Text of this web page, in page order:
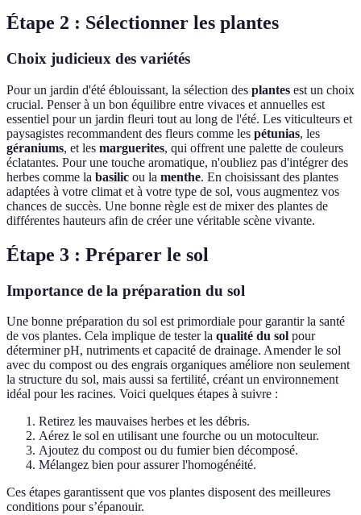
Étape 2 : Sélectionner les plantes
Choix judicieux des variétés
Pour un jardin d'été éblouissant, la sélection des plantes est un choix
crucial. Penser à un bon équilibre entre vivaces et annuelles est
essentiel pour un jardin fleuri tout au long de l'été. Les viticulteurs et
paysagistes recommandent des fleurs comme les pétunias, les
géraniums, et les marguerites, qui offrent une palette de couleurs
éclatantes. Pour une touche aromatique, n'oubliez pas d'intégrer des
herbes comme la basilic ou la menthe. En choisissant des plantes
adaptées à votre climat et à votre type de sol, vous augmentez vos
chances de succès. Une bonne règle est de mixer des plantes de
différentes hauteurs afin de créer une véritable scène vivante.
Étape 3 : Préparer le sol
Importance de la préparation du sol
Une bonne préparation du sol est primordiale pour garantir la santé
de vos plantes. Cela implique de tester la qualité du sol pour
déterminer pH, nutriments et capacité de drainage. Amender le sol
avec du compost ou des engrais organiques améliore non seulement
la structure du sol, mais aussi sa fertilité, créant un environnement
idéal pour les racines. Voici quelques étapes à suivre :
Retirez les mauvaises herbes et les débris.
Aérez le sol en utilisant une fourche ou un motoculteur.
Ajoutez du compost ou du fumier bien décomposé.
Mélangez bien pour assurer l'homogénéité.
Ces étapes garantissent que vos plantes disposent des meilleures
conditions pour s’épanouir.